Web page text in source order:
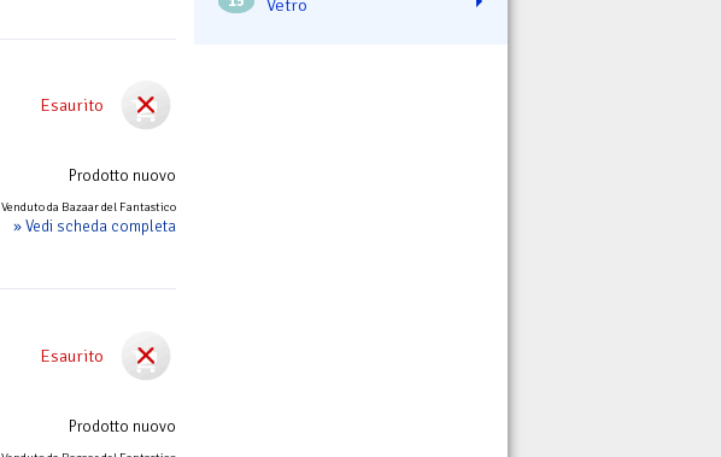
Esaurito
Prodotto nuovo
Venduto da Bazaar del Fantastico
» Vedi scheda completa
Esaurito
Prodotto nuovo
Vetro